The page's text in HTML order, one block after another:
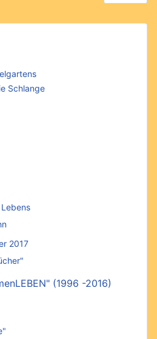
Schlange
2017
(1996 -2016)